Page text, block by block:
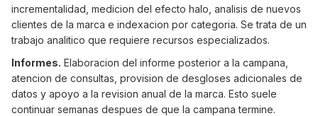
incrementalidad, medicion del efecto halo, analisis de nuevos
clientes de la marca e indexacion por categoria. Se trata de un
trabajo analitico que requiere recursos especializados.
Informes. Elaboracion del informe posterior a la campana,
atencion de consultas, provision de desgloses adicionales de
datos y apoyo a la revision anual de la marca. Esto suele
continuar semanas despues de que la campana termine.